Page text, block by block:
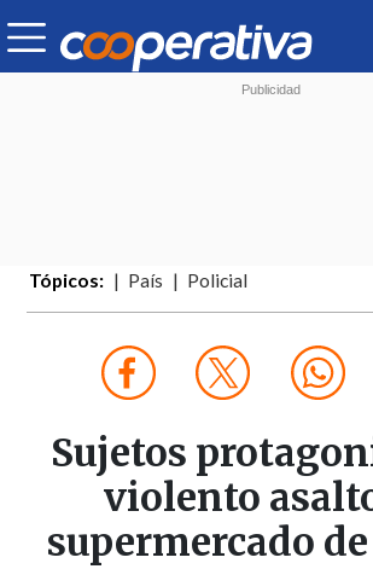
Tópicos: País Policial
Sujetos
violento
supermercado